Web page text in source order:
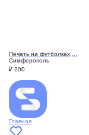
Печать на футболках,...
Симферополь
₽ 200
Главная